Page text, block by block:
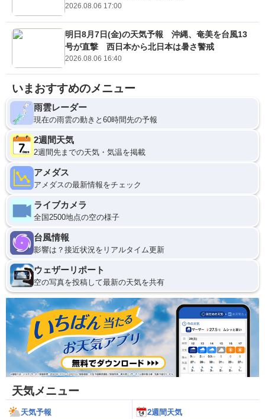
2026.08.06 17:00
明日8月7日(金)の天気予報 沖縄、奄美を台風13
号が直撃 西日本から北日本は暑さ警戒
2026.08.06 16:40
いまおすすめのメニュー
雨雲レーダー
現在の雨雲の動きと60時間先の予報
2週間天気
2週間先までの天気・気温を掲載
アメダス
アメダスの最新情報をチェック
ライブカメラ
全国2500地点の空の様子
台風情報
影響は？接近状況をリアルタイム更新
ウェザーリポート
空の写真を投稿して最新の天気を共有
天気メニュー
天気予報 2週間天気